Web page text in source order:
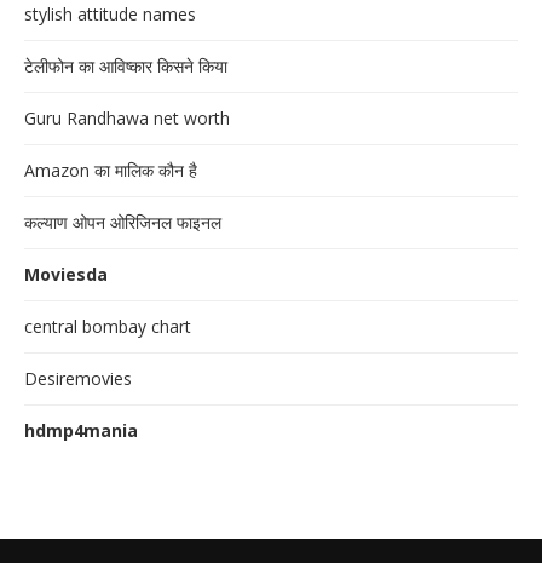
stylish attitude names
टेलीफोन का आविष्कार किसने किया
Guru Randhawa net worth
Amazon का मालिक कौन है
कल्याण ओपन ओरिजिनल फाइनल
Moviesda
central bombay chart
Desiremovies
hdmp4mania